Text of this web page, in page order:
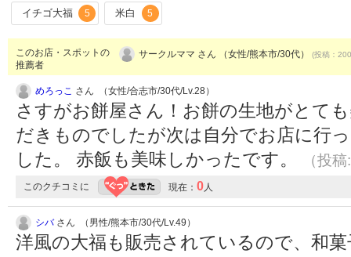
イチゴ大福 5 米白 5
このお店・スポットの
推薦者
サークルママ さん （女性/熊本市/30代） (投稿：
めろっこ さん （女性/合志市/30代/Lv.28）
さすがお餅屋さん！お餅の生地がとて
だきものでしたが次は自分でお店に行
した。 赤飯も美味しかったです。
（投
このクチコミに 現在： 0人
シバさん （男性/熊本市/30代/Lv.49）
洋風の大福も販売されているので、和